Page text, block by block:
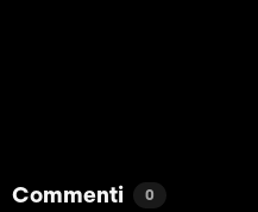
Commenti 0